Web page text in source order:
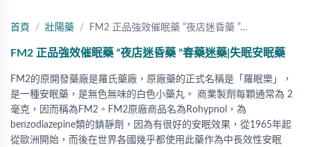
首頁 壯陽藥 FM2 正品強效催眠藥 “夜店迷昏藥 ”…
FM2 正品強效催眠藥 “夜店迷昏藥 ”春藥迷藥|失眠安眠藥
FM2的原開發藥廠是羅氏藥廠，原廠藥的正式名稱是「羅眠樂」，
是一種安眠藥，是無色無味的白色小藥丸。 商業製劑每顆通常為 2
毫克，因而稱為FM2。FM2原廠商品名為Rohypnol，為
benzodiazepine類的鎮靜劑，因為有很好的安眠效果，從1965年起
從歐洲開始，而後在世界各國幾乎都使用此藥作為中長效性安眠